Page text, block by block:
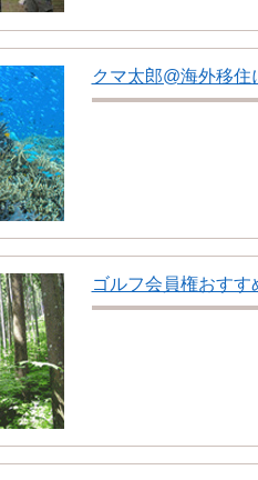
クマ太郎@海外移
ゴルフ会員権おすす